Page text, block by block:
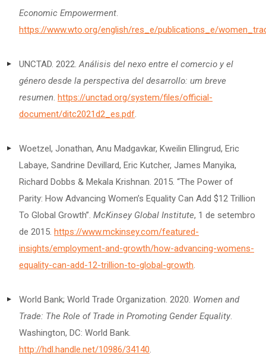
Economic Empowerment.
https://www.wto.org/english/res_e/publications_e/
UNCTAD. 2022.Análisis del nexo entre el comercio y el
género desde la perspectiva del desarrollo: um breve
resumen. https://unctad.org/system/files/official-
document/ditc2021d2_es.pdf.
Woetzel, Jonathan, Anu Madgavkar, Kweilin Ellingrud, Eric
Labaye, Sandrine Devillard, Eric Kutcher, James Manyika,
Richard Dobbs & Mekala Krishnan. 2015. “The Power of
Parity: How Advancing Women’s Equality Can Add $12 Trillion
To Global Growth”. McKinsey Global Institute, 1 de setembro
de 2015. https://www.mckinsey.com/featured-
insights/employment-and-growth/how-advancing-womens-
equality-can-add-12-trillion-to-global-growth.
World Bank; World Trade Organization. 2020. Women and
Trade: The Role of Trade in Promoting Gender Equality.
Washington, DC: World Bank.
http://hdl.handle.net/10986/34140.